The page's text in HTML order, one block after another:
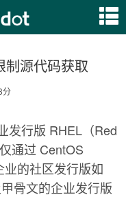
制源代码获取
分
发行版 RHEL（Red
通过 CentOS
的社区发行版如
骨文的企业发行版